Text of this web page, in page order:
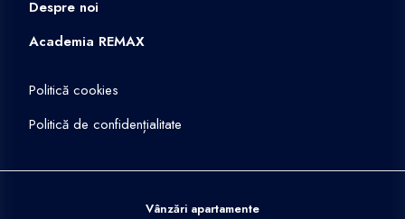
Despre noi
Academia REMAX
Politică cookies
Politică de confidențialitate
Vânzări apartamente